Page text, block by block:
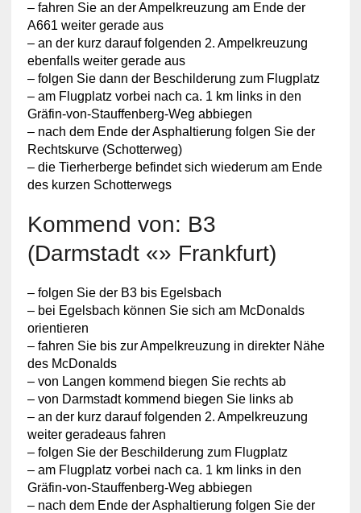
– fahren Sie an der Ampelkreuzung am Ende der
A661 weiter gerade aus
– an der kurz darauf folgenden 2. Ampelkreuzung
ebenfalls weiter gerade aus
– folgen Sie dann der Beschilderung zum Flugplatz
– am Flugplatz vorbei nach ca. 1 km links in den
Gräfin-von-Stauffenberg-Weg abbiegen
– nach dem Ende der Asphaltierung folgen Sie der
Rechtskurve (Schotterweg)
– die Tierherberge befindet sich wiederum am Ende
des kurzen Schotterwegs
Kommend von: B3
(Darmstadt «» Frankfurt)
– folgen Sie der B3 bis Egelsbach
– bei Egelsbach können Sie sich am McDonalds
orientieren
– fahren Sie bis zur Ampelkreuzung in direkter Nähe
des McDonalds
– von Langen kommend biegen Sie rechts ab
– von Darmstadt kommend biegen Sie links ab
– an der kurz darauf folgenden 2. Ampelkreuzung
weiter geradeaus fahren
– folgen Sie der Beschilderung zum Flugplatz
– am Flugplatz vorbei nach ca. 1 km links in den
Gräfin-von-Stauffenberg-Weg abbiegen
– nach dem Ende der Asphaltierung folgen Sie der